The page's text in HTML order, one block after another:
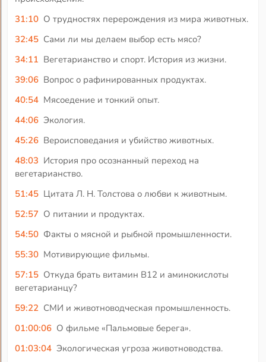
31:10 О трудностях перерождения из мира животных.
32:45 Сами ли мы делаем выбор есть мясо?
34:11 Вегетарианство и спорт. История из жизни.
39:06 Вопрос о рафинированных продуктах.
40:54 Мясоедение и тонкий опыт.
44:06 Экология.
45:26 Вероисповедания и убийство животных.
48:03 История про осознанный переход на
вегетарианство.
51:45 Цитата Л. Н. Толстова о любви к животным.
52:57 О питании и продуктах.
54:50 Факты о мясной и рыбной промышленности.
55:30 Мотивирующие фильмы.
57:15 Откуда брать витамин В12 и аминокислоты
вегетарианцу?
59:22 СМИ и животноводческая промышленность.
01:00:06 О фильме «Пальмовые берега».
01:03:04 Экологическая угроза животноводства.